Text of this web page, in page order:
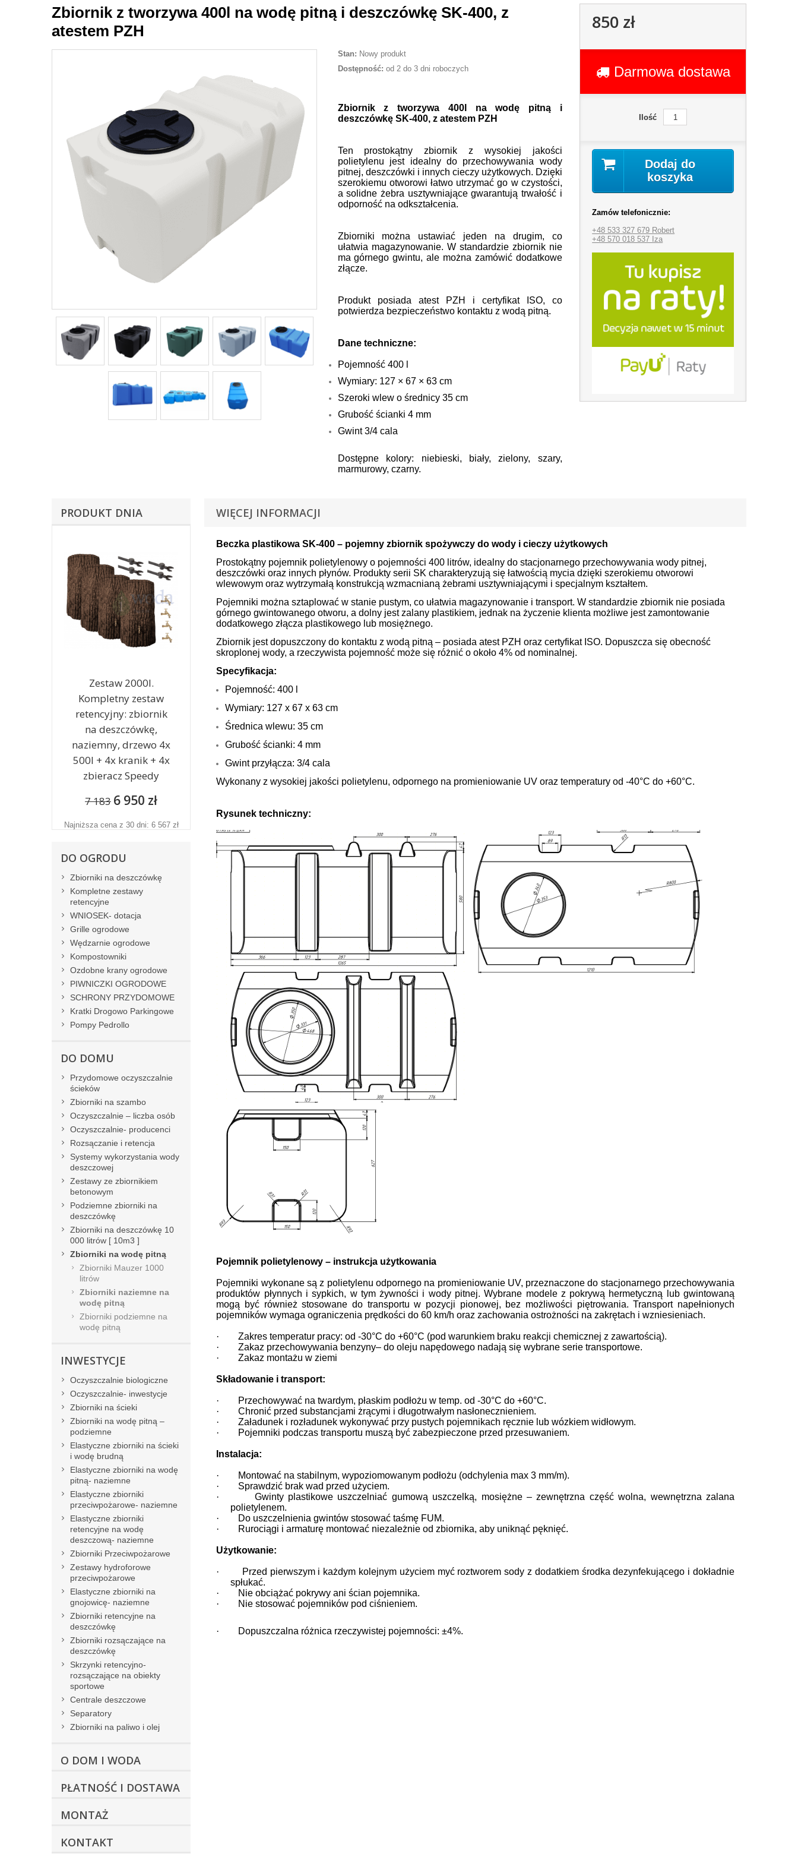
Zbiornik z tworzywa 400l na wodę pitną i deszczówkę SK-400, z
atestem PZH
Stan: Nowy produkt
Dostępność: od 2 do 3 dni roboczych
Zbiornik z tworzywa 400l na wodę pitną i
deszczówkę SK-400, z atestem PZH
Ten prostokątny zbiornik z wysokiej jakości
polietylenu jest idealny do przechowywania wody
pitnej, deszczówki i innych cieczy użytkowych. Dzięki
szerokiemu otworowi łatwo utrzymać go w czystości,
a solidne żebra usztywniające gwarantują trwałość i
odporność na odkształcenia.
Zbiorniki można ustawiać jeden na drugim, co
ułatwia magazynowanie. W standardzie zbiornik nie
ma górnego gwintu, ale można zamówić dodatkowe
złącze.
Produkt posiada atest PZH i certyfikat ISO, co
potwierdza bezpieczeństwo kontaktu z wodą pitną.
Dane techniczne:
Pojemność 400 l
Wymiary: 127 × 67 × 63 cm
Szeroki wlew o średnicy 35 cm
Grubość ścianki 4 mm
Gwint 3/4 cala
Dostępne kolory: niebieski, biały, zielony, szary,
marmurowy, czarny.
850 zł
Darmowa dostawa
Ilość
Dodaj do
koszyka
Zamów telefonicznie:
+48 533 327 679 Robert
+48 570 018 537 Iza
WIĘCEJ INFORMACJI
Beczka plastikowa SK-400 – pojemny zbiornik spożywczy do wody i cieczy użytkowych
Prostokątny pojemnik polietylenowy o pojemności 400 litrów, idealny do stacjonarnego przechowywania wody pitnej,
deszczówki oraz innych płynów. Produkty serii SK charakteryzują się łatwością mycia dzięki szerokiemu otworowi
wlewowym oraz wytrzymałą konstrukcją wzmacnianą żebrami usztywniającymi i specjalnym kształtem.
Pojemniki można sztaplować w stanie pustym, co ułatwia magazynowanie i transport. W standardzie zbiornik nie posiada
górnego gwintowanego otworu, a dolny jest zalany plastikiem, jednak na życzenie klienta możliwe jest zamontowanie
dodatkowego złącza plastikowego lub mosiężnego.
Zbiornik jest dopuszczony do kontaktu z wodą pitną – posiada atest PZH oraz certyfikat ISO. Dopuszcza się obecność
skroplonej wody, a rzeczywista pojemność może się różnić o około 4% od nominalnej.
Specyfikacja:
Pojemność: 400 l
Wymiary: 127 x 67 x 63 cm
Średnica wlewu: 35 cm
Grubość ścianki: 4 mm
Gwint przyłącza: 3/4 cala
Wykonany z wysokiej jakości polietylenu, odpornego na promieniowanie UV oraz temperatury od -40°C do +60°C.
Rysunek techniczny:
Pojemnik polietylenowy – instrukcja użytkowania
Pojemniki wykonane są z polietylenu odpornego na promieniowanie UV, przeznaczone do stacjonarnego przechowywania
produktów płynnych i sypkich, w tym żywności i wody pitnej. Wybrane modele z pokrywą hermetyczną lub gwintowaną
mogą być również stosowane do transportu w pozycji pionowej, bez możliwości piętrowania. Transport napełnionych
pojemników wymaga ograniczenia prędkości do 60 km/h oraz zachowania ostrożności na zakrętach i wzniesieniach.
·
Zakres temperatur pracy: od -30°C do +60°C (pod warunkiem braku reakcji chemicznej z zawartością).
·
Zakaz przechowywania benzyny– do oleju napędowego nadają się wybrane serie transportowe.
·
Zakaz montażu w ziemi
Składowanie i transport:
·
Przechowywać na twardym, płaskim podłożu w temp. od -30°C do +60°C.
·
Chronić przed substancjami żrącymi i długotrwałym nasłonecznieniem.
·
Załadunek i rozładunek wykonywać przy pustych pojemnikach ręcznie lub wózkiem widłowym.
·
Pojemniki podczas transportu muszą być zabezpieczone przed przesuwaniem.
Instalacja:
·
Montować na stabilnym, wypoziomowanym podłożu (odchylenia max 3 mm/m).
·
Sprawdzić brak wad przed użyciem.
·
Gwinty plastikowe uszczelniać gumową uszczelką, mosiężne – zewnętrzna część wolna, wewnętrzna zalana
polietylenem.
·
Do uszczelnienia gwintów stosować taśmę FUM.
·
Rurociągi i armaturę montować niezależnie od zbiornika, aby uniknąć pęknięć.
Użytkowanie:
·
Przed pierwszym i każdym kolejnym użyciem myć roztworem sody z dodatkiem środka dezynfekującego i dokładnie
spłukać.
·
Nie obciążać pokrywy ani ścian pojemnika.
·
Nie stosować pojemników pod ciśnieniem.
· Dopuszczalna różnica rzeczywistej pojemności: ±4%.
PRODUKT DNIA
Zestaw 2000l.
Kompletny zestaw
retencyjny: zbiornik
na deszczówkę,
naziemny, drzewo 4x
500l + 4x kranik + 4x
zbieracz Speedy
7 183 6 950 zł
Najniższa cena z 30 dni: 6 567 zł
DO OGRODU
Zbiorniki na deszczówkę
Kompletne zestawy
retencyjne
WNIOSEK- dotacja
Grille ogrodowe
Wędzarnie ogrodowe
Kompostowniki
Ozdobne krany ogrodowe
PIWNICZKI OGRODOWE
SCHRONY PRZYDOMOWE
Kratki Drogowo Parkingowe
Pompy Pedrollo
DO DOMU
Przydomowe oczyszczalnie
ścieków
Zbiorniki na szambo
Oczyszczalnie – liczba osób
Oczyszczalnie- producenci
Rozsączanie i retencja
Systemy wykorzystania wody
deszczowej
Zestawy ze zbiornikiem
betonowym
Podziemne zbiorniki na
deszczówkę
Zbiorniki na deszczówkę 10
000 litrów [ 10m3 ]
Zbiorniki na wodę pitną
Zbiorniki Mauzer 1000
litrów
Zbiorniki naziemne na
wodę pitną
Zbiorniki podziemne na
wodę pitną
INWESTYCJE
Oczyszczalnie biologiczne
Oczyszczalnie- inwestycje
Zbiorniki na ścieki
Zbiorniki na wodę pitną –
podziemne
Elastyczne zbiorniki na ścieki
i wodę brudną
Elastyczne zbiorniki na wodę
pitną- naziemne
Elastyczne zbiorniki
przeciwpożarowe- naziemne
Elastyczne zbiorniki
retencyjne na wodę
deszczową- naziemne
Zbiorniki Przeciwpożarowe
Zestawy hydroforowe
przeciwpożarowe
Elastyczne zbiorniki na
gnojowicę- naziemne
Zbiorniki retencyjne na
deszczówkę
Zbiorniki rozsączające na
deszczówkę
Skrzynki retencyjno-
rozsączające na obiekty
sportowe
Centrale deszczowe
Separatory
Zbiorniki na paliwo i olej
O DOM I WODA
PŁATNOŚĆ I DOSTAWA
MONTAŻ
KONTAKT